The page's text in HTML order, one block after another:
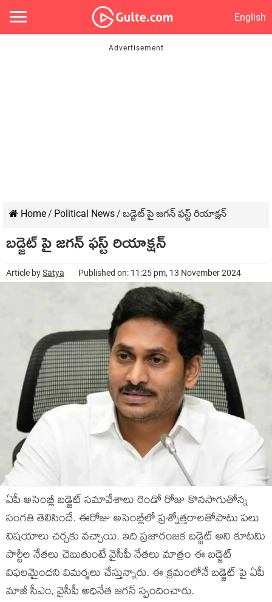
English
Home/ Political News/ బడ్జెట్ పై జగన్ ఫస్ట్ రియాక్షన్
బడ్జెట్ పై జగన్ ఫస్ట్ రియాక్షన్
Article bySatya Published on: 11:25 pm, 13 November 2024
ఏపీ అసెంబ్లీ బడ్జెట్ సమావేశాలు రెండో రోజు కొనసాగుతోన్న
సంగతి తెలిసిందే. ఈరోజు అసెంబ్లీలో ప్రశ్నోత్తరాలతోపాటు పలు
విషయాలు చర్చకు వచ్చాయి. ఇది ప్రజారంజక బడ్జెట్ అని కూటమి
పార్టీల నేతలు చెబుతుంటే వైసీపీ నేతలు మాత్రం ఈ బడ్జెట్
విఫలమైందని విమర్శలు చేస్తున్నారు. ఈ క్రమంలోనే బడ్జెట్ పై ఏపీ
మాజీ సీఎం, వైసీపీ అధినేత జగన్ స్పందించారు.